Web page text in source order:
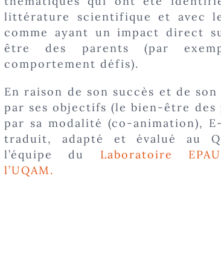
littérature scientifique et avec
comme ayant un impact direct
être des parents (par
comportement défis).
En raison de son succès et de
par ses objectifs (le bien-être des
par sa modalité (co-animation),
traduit, adapté et évalué au
l’équipe du Laboratoire
l’UQAM.